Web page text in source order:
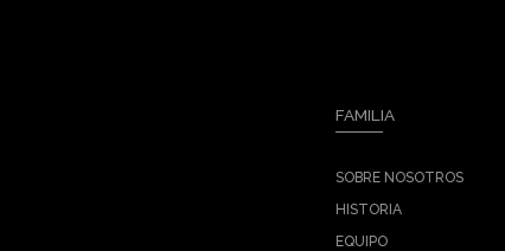
FAMILIA
SOBRE NOSOTROS
HISTORIA
EQUIPO